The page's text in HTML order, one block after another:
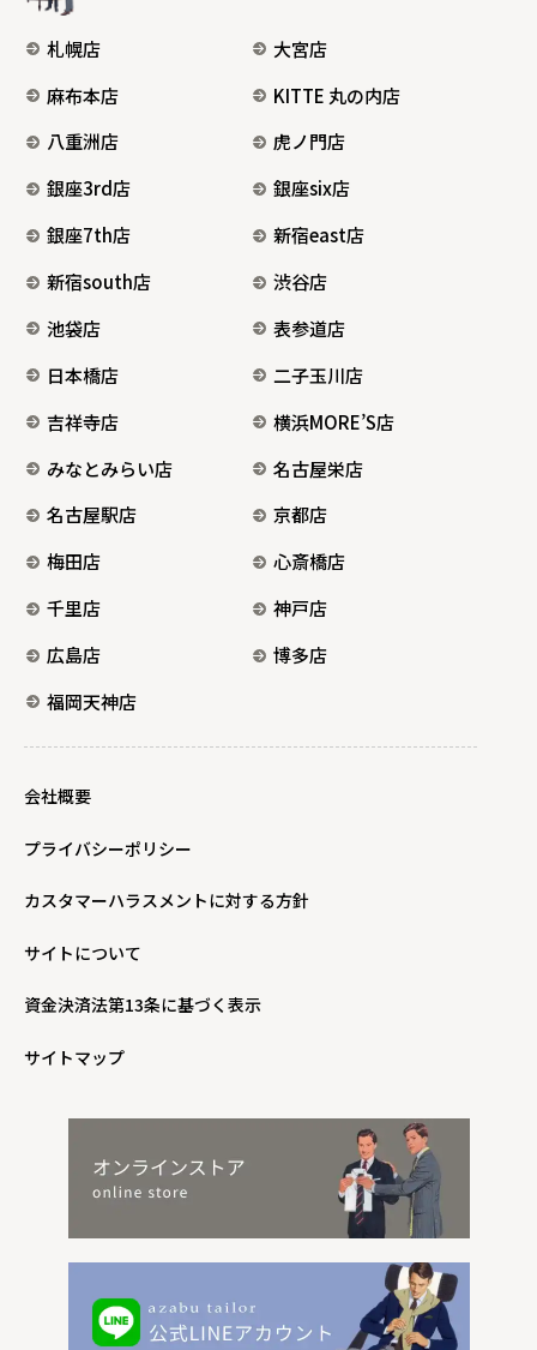
札幌店
大宮店
麻布本店
KITTE 丸の内店
八重洲店
虎ノ門店
銀座3rd店
銀座six店
銀座7th店
新宿east店
新宿south店
渋谷店
池袋店
表参道店
日本橋店
二子玉川店
吉祥寺店
横浜MORE’S店
みなとみらい店
名古屋栄店
名古屋駅店
京都店
梅田店
心斎橋店
千里店
神戸店
広島店
博多店
福岡天神店
会社概要
プライバシーポリシー
カスタマーハラスメントに対する方針
サイトについて
資金決済法第13条に基づく表示
サイトマップ